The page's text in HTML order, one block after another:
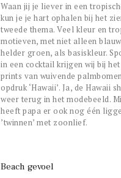
Waan jij je liever in een
kun je je hart ophalen bij het
tweede thema. Veel kleur en
motieven, met niet alleen
helder groen, als basiskleur.
in een cocktail krijgen wij bij
prints van wuivende
opdruk ‘Hawaii’. Ja, de Hawaii
weer terug in het modebeeld.
heeft papa er ook nog één
’twinnen’ met zoonlief.
Beach gevoel